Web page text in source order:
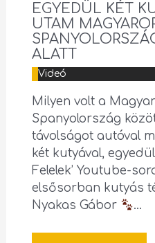
EGYEDÜL KÉT
UTAM
ALATT
Videó
Milyen volt a
Spanyolország
távolságot autóval
két kutyával,
Felelek’ Youtube-
elsősorban kutyás
Nyakas Gábor
…